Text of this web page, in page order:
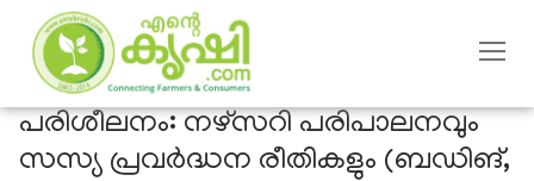
പരിശീലനം: നഴ്സറി പരിപാലനവും
സസ്യ പ്രവര്‍ദ്ധന രീതികളും (ബഡിങ്,